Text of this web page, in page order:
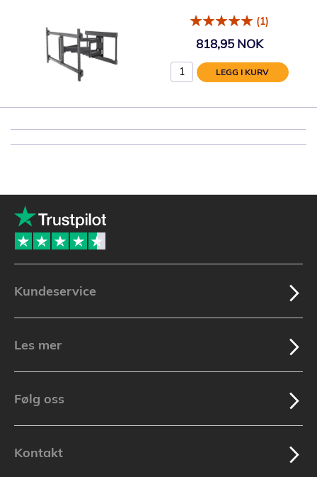
(1)
818,95 NOK
LEGG I KURV
Kundeservice
Les mer
Følg oss
Kontakt